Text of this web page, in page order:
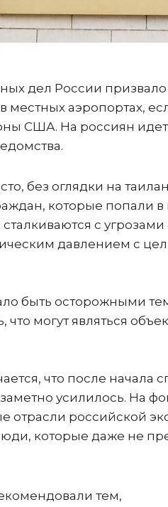
дел России
местных аэропортах,
США. На россиян идет
без оглядки на
которые попали
с
давлением с
быть осторожными
что могут являться
что после
усилилось. На
отрасли российской
которые даже не
тем,